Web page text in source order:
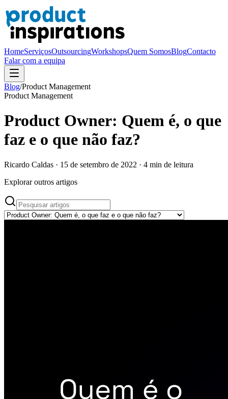
HomeServiçosOutsourcingWorkshopsQuem SomosBlogContacto
Falar com a equipa
Blog/Product Management
Product Management
Product Owner: Quem é, o que
faz e o que não faz?
Ricardo Caldas · 15 de setembro de 2022 · 4 min de leitura
Explorar outros artigos